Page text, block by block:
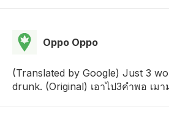
Oppo Oppo
(Translated by Google) Just 3
drunk. (Original) เอาไป3คำพอ เม